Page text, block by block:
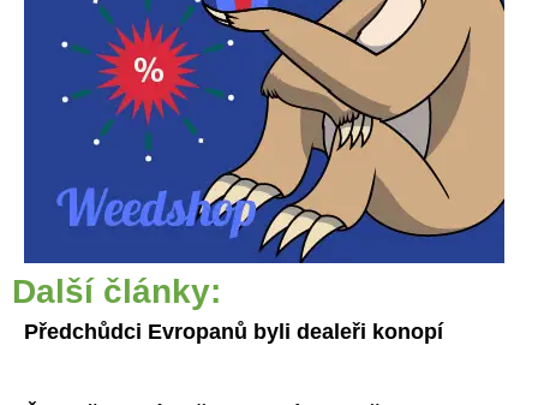
Další články:
Předchůdci Evropanů byli dealeři konopí